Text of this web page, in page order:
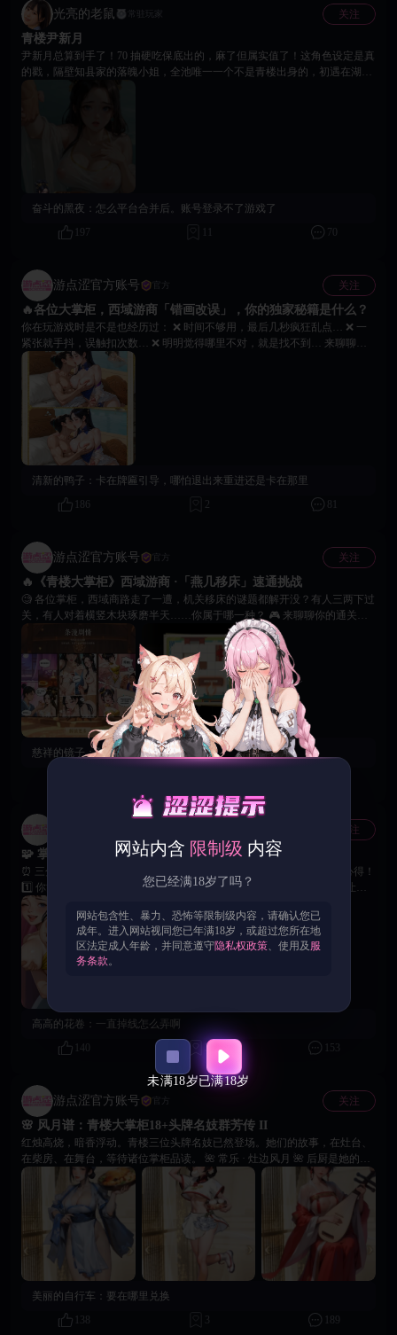
30元的程度。 2.一键隐藏全部客人以及服务员，都是贴纸，隐藏了无所谓，
不过要保留挂机的收益。因为实在是太太太卡了，我怀疑有一串屎山代码在
重复运行，占用了大量的运行内存，导致玩了几分钟后画面的帧率只有30-40
左右。 3.开发银币的新用途，就一个胡商的小游戏，而且收益还低，除了推
箱子，拼图和找不同根本过不了第三关，那么第三关做出来就没有用处了，
受。
光亮的老鼠 常驻玩家 关注
青楼尹新月
尹新月总算到手了！70 抽硬吃保底出的，麻了但属实值了！这角色设定是真
的戳，隔壁知县家的落魄小姐，全池唯一一个不是青楼出身的，初遇在湖边
奋斗的黑夜： 怎么平台合并后。账号登录不了游戏了
197
70
游点涩官方账号 官方 关注
🔥各位大掌柜，西域游商「错画改误」，你的独家秘籍是什么？
你在玩游戏时是不是也经历过： ❌ 时间不够用，最后几秒疯狂乱点… ❌ 一
紧张就手抖，误触扣次数… ❌ 明明觉得哪里不对，就是找不到… 来聊聊你
的闯关心得！👇 1️⃣ 闯关时间是否充足？ 2️⃣ 有没有因为手滑误点？ 3️⃣ 你有
哪些“独家秘籍”？ 4️⃣ 哪一关的差异点最难找？ 💬 评论区等你的攻略与故事
→ 分享你的技巧，助其他掌柜一臂之力！ → 也欢迎写下你的建议，我们会
认真收集反馈~ 📢 欢迎在评论区分享玩法内CG高清截图，一起畅享福利色
清新的鸭子：
卡在牌匾引导，哪怕退出来重进还是卡在那里
2
游点涩官方账号 官方 关注
🔥《青楼大掌柜》西域游商 ·「燕几移床」速通挑战
🧐 各位掌柜，西域商路走了一遭，机关移床的谜题都解开没？有人三两下过
关，有人对着横竖木块琢磨半天……你属于哪一种？ 🎮 来聊聊你的通关体
的“独门口诀”？分享一下！ 💡 民间攻略互助站 “三移口诀”：“横让竖，边先
走，床尾留空好滑走” >> 关注18Game平台，解锁更多游戏资讯与福利 << 👇
商路漫漫，机智相伴，期待各位掌柜的闯关故事！
慈祥的镜子：怎么领取
关注
🧩 掌柜们，西域游商「谜图巧拼」都顺利通关了吗？
⏰ 三分钟倒计时，碎片越拼越多，时间越赶越急！快来聊聊你的闯关心得！
1️⃣ 你能在倒计时前通关吗？ 2️⃣ 你有什么独家拼图顺序吗？ 3️⃣ 哪一关让你
觉得“碎片多到怀疑人生”？ 🥳 如果可以调整关卡难度，你希望？ 👉 增加总
时长 👉 减少第三关碎片数量 👉 保留现有挑战性 💬 欢迎在评论区分享你的
通关技巧、奇葩经历或吐槽建议 👍 优质攻略或将收录进下期「玩家秘籍」
并送上小礼物哦~ 📢 拼的不只是图，更是眼力、策略与心态。愿每位掌柜在
寻商路上，皆能拼出属于自己的完整商图！
高高的花卷： 一直掉线怎么弄啊
140
3 153
游点涩官方账号 官方 关注
🌸 风月谱：青楼大掌柜18+头牌名妓群芳传 II
红烛高烧，暗香浮动。青楼三位头牌名妓已然登场。她们的故事，在灶台、
在柴房、在舞台，等待诸位掌柜品读。 🌺 常乐 · 灶边风月 🌺 后厨是她的江
湖。三十三年光阴，酿成蜜熟身段与一把辣子鸡的烈火浓情。锅铲碰撞声
里，藏着她半生的风流。 🌺 小冉 · 偷尝春甜 🌺 柴房的腌菜坛后，藏着比糖
更甜的秘密。每夜子时，茉莉香与薄汗交织，是小心翼翼的偷欢，也是藤蔓
般的缠绵。 🌺 向芳 · 惊鸿一舞 🌺 琵琶裂帛，裙浪翻涌。她以惊鸿之姿震慑
全场，满堂金银不过尘土，她目光所向，唯有廊柱后的你。 🧐 今夜互动酒
令（回帖有赏）： 半老徐娘常乐、青涩懵懂小冉、色艺双全的向芳，今夜你
最想与谁共度春宵？ 👀 掌柜决议：下期“风月谱”，你更想揭开哪位头牌名妓
静候君临，愿各位此番深入温柔阵，摘得美人芙蓉香，
美丽的自行车： 要在哪里兑换
网站内含 限制级 内容
您已经满18岁了吗？
网站包含性、暴力、恐怖等限制级内容，请确认您已
成年。进入网站视同您已年满18岁，或超过您所在地
区法定成人年龄，并同意遵守隐私权政策、使用及 服
务条款。
未满18岁已满18岁